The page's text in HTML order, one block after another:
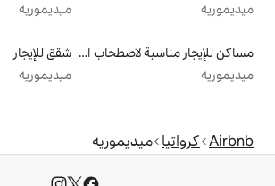
ميديموريه
مساكن للإيجار مناسبة لاصطحاب الحيوانات الأليفة شقق للإيجار
ميديموريه